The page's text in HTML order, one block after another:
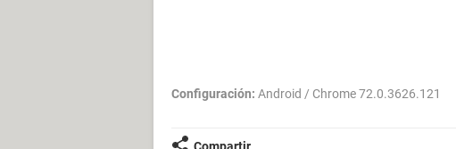
Configuración: Android / Chrome 72.0.3626.121